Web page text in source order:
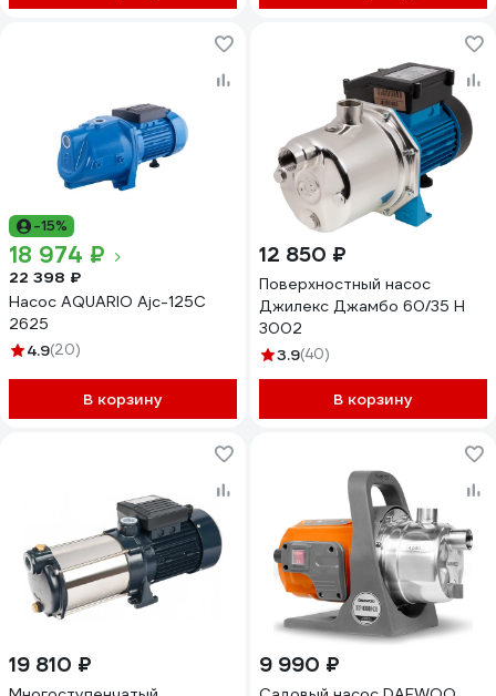
-15%
18 974 ₽
22 398 ₽
Насос AQUARIO Ajc-125C
2625
4.9(20)
В корзину
12 850 ₽
Поверхностный насос
Джилекс Джамбо 60/35 Н
3002
3.9(40)
В корзину
19 810 ₽ 9 990 ₽